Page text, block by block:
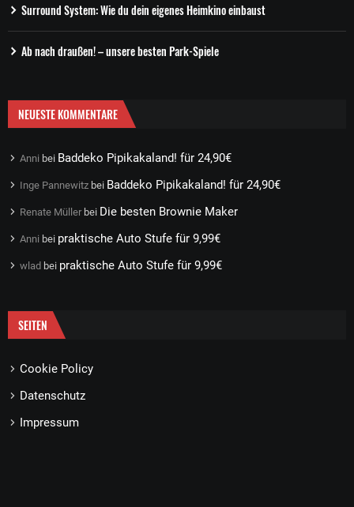
Surround System: Wie du dein eigenes Heimkino einbaust
Ab nach draußen! – unsere besten Park-Spiele
NEUESTE KOMMENTARE
Anni bei Baddeko Pipikakaland! für 24,90€
Inge Pannewitz bei Baddeko Pipikakaland! für 24,90€
Renate Müller bei Die besten Brownie Maker
Anni bei praktische Auto Stufe für 9,99€
wlad bei praktische Auto Stufe für 9,99€
SEITEN
Cookie Policy
Datenschutz
Impressum